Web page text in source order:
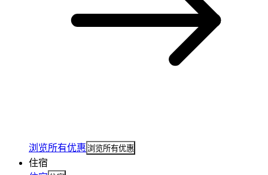
浏览所有优惠 浏览所有优惠
住宿